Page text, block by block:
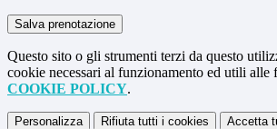
Questo sito o gli strumenti terzi da questo
cookie necessari al funzionamento ed utili alle
COOKIE POLICY.
Personalizza Rifiuta tutti i cookies Accetta